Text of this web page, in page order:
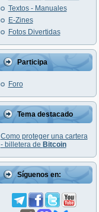
Textos - Manuales
E-Zines
Fotos Divertidas
Participa
Foro
Tema destacado
Como proteger una cartera
- billetera de Bitcoin
Síguenos en: